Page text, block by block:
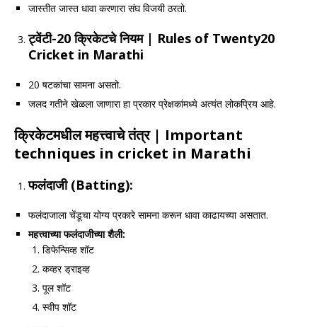
जास्तीत जास्त धावा करणारा संघ विजयी ठरतो.
ट्वेंटी-20क्रिकेटचे नियम| Rules of Twenty20
Cricket in Marathi
20 षटकांचा सामना असतो.
जलद गतीने खेळला जाणारा हा प्रकार प्रेक्षकांमध्ये अत्यंत लोकप्रिय आहे.
क्रिकेटमधील महत्त्वाचे तंत्र| Important
techniques in cricket in Marathi
फलंदाजी (Batting):
फलंदाजाला चेंडूचा योग्य प्रकारे सामना करून धावा काढायच्या असतात.
महत्त्वाच्या फलंदाजीच्या शैली:
डिफेन्सिव्ह शॉट
कव्हर ड्राइव्ह
पूल शॉट
स्वीप शॉट